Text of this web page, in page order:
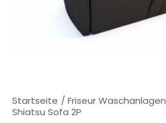
Startseite Friseur Waschanlagen
Shiatsu Sofa 2P